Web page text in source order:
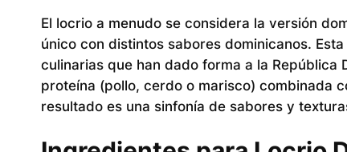
El locrio a menudo se considera la versión
único con distintos sabores dominicanos.
culinarias que han dado forma a la República
proteína (pollo, cerdo o marisco) combinada
resultado es una sinfonía de sabores y